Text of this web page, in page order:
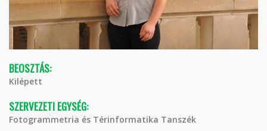
BEOSZTÁS:
Kilépett
SZERVEZETI EGYSÉG:
Fotogrammetria és Térinformatika Tanszék